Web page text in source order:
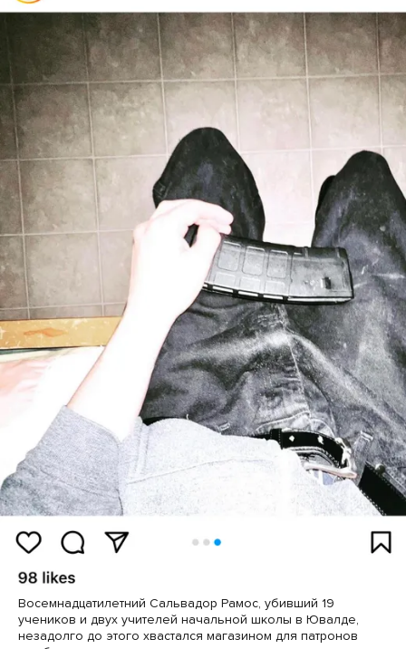
Восемнадцатилетний Сальвадор Рамос, убивший 19
учеников и двух учителей начальной школы в Ювалде,
незадолго до этого хвастался магазином для патронов